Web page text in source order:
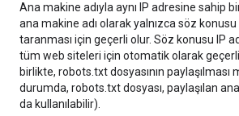
Ana makine adıyla aynı IP adresine sahip
ana makine adı olarak yalnızca söz
taranması için geçerli olur. Söz konusu IP
tüm web siteleri için otomatik olarak
birlikte, robots.txt dosyasının paylaşılması
durumda, robots.txt dosyası, paylaşılan
da kullanılabilir).